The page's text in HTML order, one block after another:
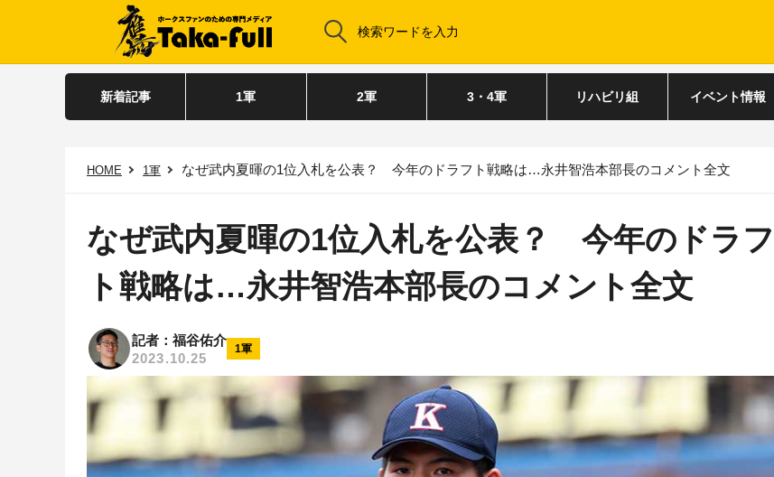
新着記事 1軍 2軍 3・4軍 リハビリ組 イベント情報
HOME 1軍 なぜ武内夏暉の1位入札を公表？ 今年のドラフト戦略は…永井智浩本部長のコメント全文
なぜ武内夏暉の1位入札を公表？ 今年のドラフ
ト戦略は…永井智浩本部長のコメント全文
記者：福谷佑介
2023.10.25
1軍